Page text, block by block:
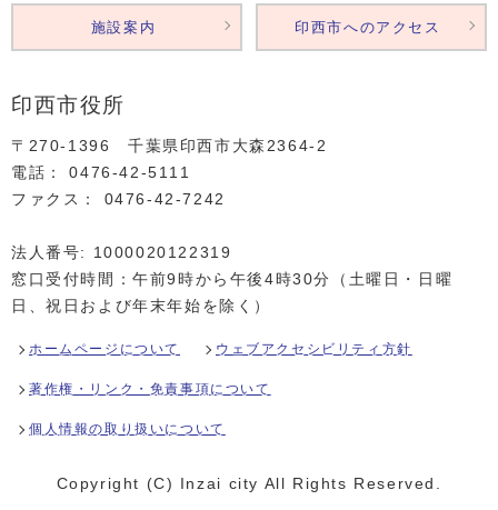
印西市役所
〒270-1396 千葉県印西市大森2364‐2
電話： 0476‐42‐5111
ファクス： 0476‐42‐7242
法人番号: 1000020122319
窓口受付時間：午前9時から午後4時30分（土曜日・日曜
日、祝日および年末年始を除く）
ホームページについて ウェブアクセシビリティ方針
著作権・リンク・免責事項について
個人情報の取り扱いについて
施設案内 印西市へのアクセス
Copyright (C) Inzai city All Rights Reserved.